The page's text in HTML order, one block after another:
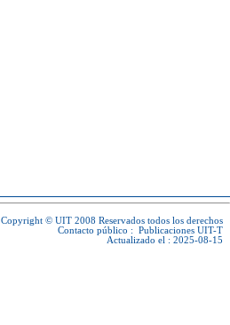
Copyright © UIT 2008 Reservados todos los derechos
Contacto público : Publicaciones UIT-T
Actualizado el : 2025-08-15